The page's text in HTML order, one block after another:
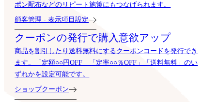
ポン配布などのリピート施策にもつなげられます。
顧客管理 - 表示項目設定
クーポンの発行で購入意欲アップ
商品を割引したり送料無料にするクーポンコードを発行でき
ます。「定額○○円OFF」「定率○○％OFF」「送料無料」のい
ずれかを設定可能です。
ショップクーポン